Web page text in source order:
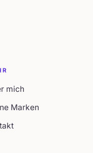
mich
Marken